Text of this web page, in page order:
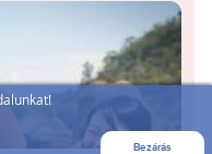
Bezárás